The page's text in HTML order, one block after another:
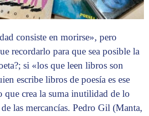
consiste en morirse», pero
recordarlo para que sea posible la
si «los que leen libros son
escribe libros de poesía es ese
que crea la suma inutilidad de lo
las mercancías. Pedro Gil (Manta,